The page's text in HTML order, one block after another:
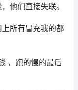
他们直接失联。
所有冒充我的都
，跑的慢的最后